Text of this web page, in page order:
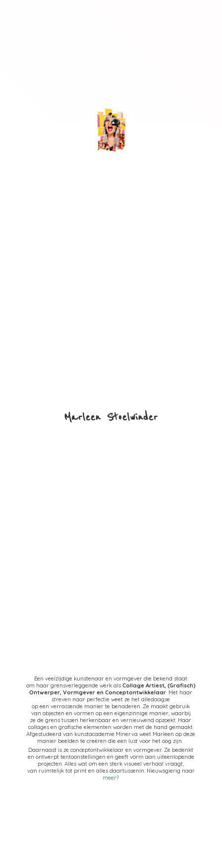
Marleen Stoelwinder
Een veelzijdige kunstenaar en vormgever die bekend staat
om haar grensverleggende werk als Collage Artiest, (Grafisch)
Ontwerper, Vormgever en Conceptontwikkelaar. Met haar
streven naar perfectie weet ze het alledaagse
op een verrassende manier te benaderen. Ze maakt gebruik
van objecten en vormen op een eigenzinnige manier, waarbij
ze de grens tussen herkenbaar en vernieuwend opzoekt. Haar
collages en grafische elementen worden met de hand gemaakt.
Afgestudeerd van kunstacademie Minerva weet Marleen op deze
manier beelden te creëren die een lust voor het oog zijn.
Daarnaast is ze conceptontwikkelaar en vormgever. Ze bedenkt
en ontwerpt tentoonstellingen en geeft vorm aan uiteenlopende
projecten. Alles wat om een sterk visueel verhaal vraagt,
van ruimtelijk tot print en alles daartussenin. Nieuwsgierig naar
meer?